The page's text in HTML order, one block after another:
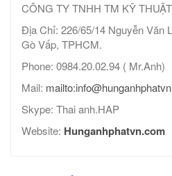
CÔNG TY TNHH TM KỸ
Địa Chỉ: 226/65/14 Nguyễn Văn
Gò Vấp, TPHCM.
Phone: 0984.20.02.94 ( Mr.Anh)
Mail:
Skype: Thai anh.HAP
Website: Hunganhphatvn.com